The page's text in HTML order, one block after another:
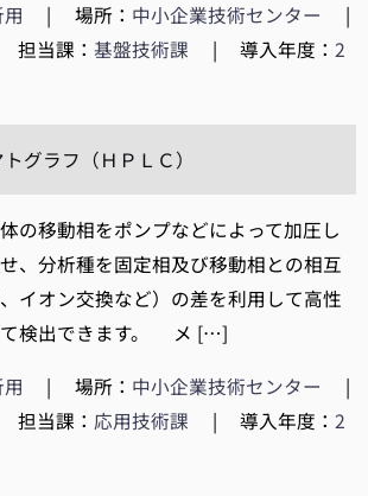
| 場所： 中小企業技術センター
|
担当課：基盤技術課 | 導入年度：2
グラフ（ＨＰＬＣ）
の移動相をポンプなどによって加圧し
、分析種を固定相及び移動相との相互
イオン交換など）の差を利用して高性
て検出できます。 メ […]
| 場所： 中小企業技術センター
|
担当課： 応用技術課 | 導入年度：2